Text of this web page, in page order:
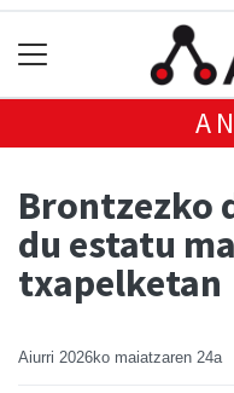
Brontzezko
du estatu
txapelketan
Aiurri 2026ko maiatzaren 24a